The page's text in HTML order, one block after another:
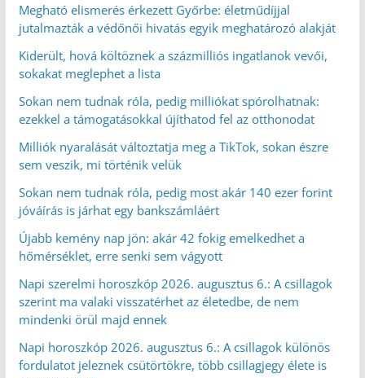
Megható elismerés érkezett Győrbe: életműdíjjal
jutalmazták a védőnői hivatás egyik meghatározó alakját
Kiderült, hová költöznek a százmilliós ingatlanok vevői,
sokakat meglephet a lista
Sokan nem tudnak róla, pedig milliókat spórolhatnak:
ezekkel a támogatásokkal újíthatod fel az otthonodat
Milliók nyaralását változtatja meg a TikTok, sokan észre
sem veszik, mi történik velük
Sokan nem tudnak róla, pedig most akár 140 ezer forint
jóváírás is járhat egy bankszámláért
Újabb kemény nap jön: akár 42 fokig emelkedhet a
hőmérséklet, erre senki sem vágyott
Napi szerelmi horoszkóp 2026. augusztus 6.: A csillagok
szerint ma valaki visszatérhet az életedbe, de nem
mindenki örül majd ennek
Napi horoszkóp 2026. augusztus 6.: A csillagok különös
fordulatot jeleznek csütörtökre, több csillagjegy élete is